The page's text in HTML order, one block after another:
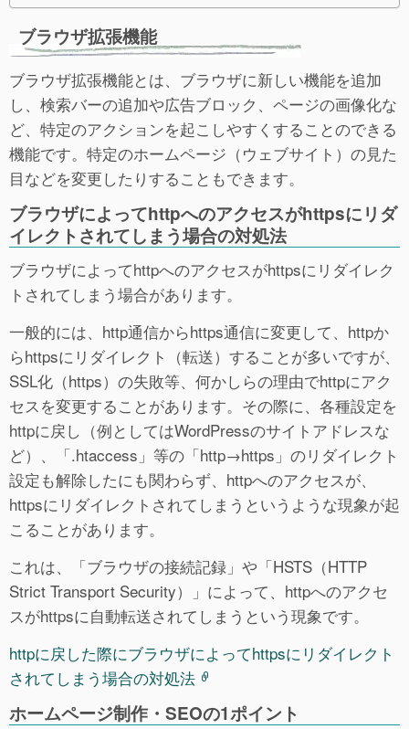
ブラウザ拡張機能
ブラウザ拡張機能とは、ブラウザに新しい機能を追加
し、検索バーの追加や広告ブロック、ページの画像化な
ど、特定のアクションを起こしやすくすることのできる
機能です。特定のホームページ（ウェブサイト）の見た
目などを変更したりすることもできます。
ブラウザによってhttpへのアクセスがhttpsにリダ
イレクトされてしまう場合の対処法
ブラウザによってhttpへのアクセスがhttpsにリダイレク
トされてしまう場合があります。
一般的には、http通信からhttps通信に変更して、httpか
らhttpsにリダイレクト（転送）することが多いですが、
SSL化（https）の失敗等、何かしらの理由でhttpにアク
セスを変更することがあります。その際に、各種設定を
httpに戻し（例としてはWordPressのサイトアドレスな
ど）、「.htaccess」等の「http→https」のリダイレクト
設定も解除したにも関わらず、httpへのアクセスが、
httpsにリダイレクトされてしまうというような現象が起
こることがあります。
これは、「ブラウザの接続記録」や「HSTS（HTTP
Strict Transport Security）」によって、httpへのアクセ
スがhttpsに自動転送されてしまうという現象です。
httpに戻した際にブラウザによってhttpsにリダイレクト
されてしまう場合の対処法
ホームページ制作・SEOの1ポイント